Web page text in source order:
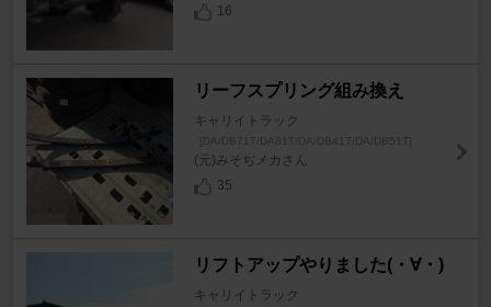
16
リーフスプリング組み換え
キャリイトラック
[DA/DB71T/DA81T/DA/DB41T/DA/DB51T]
(元)みそぢメカさん
35
リフトアップやりました(・∀・)
キャリイトラック